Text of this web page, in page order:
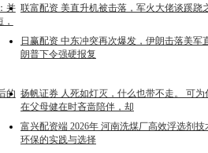
并 联富配资 美直升机被击落，军火大佬谈蹊跷
日赢配资 中东冲突再次爆发，伊朗击落美军
朗普下令强硬报复
的 扬帆证券 人死如灯灭，什么也带不走。 可为
在父母健在时吝啬陪伴，却
富兴配资端 2026年 河南洗煤厂高效浮选剂
环保的实践与选择